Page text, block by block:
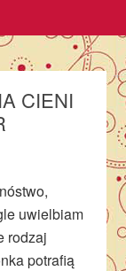
CIENI
uwielbiam
rodzaj
potrafią